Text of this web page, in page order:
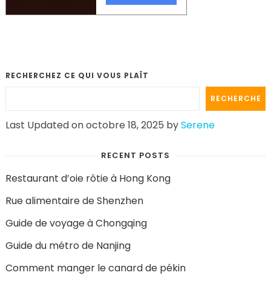
RECHERCHEZ CE QUI VOUS PLAÎT
RECHERCHE
Last Updated on octobre 18, 2025 bySerene
RECENT POSTS
Restaurant d’oie rôtie à Hong Kong
Rue alimentaire de Shenzhen
Guide de voyage à Chongqing
Guide du métro de Nanjing
Comment manger le canard de pékin